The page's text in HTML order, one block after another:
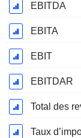
EBITDA
EBITA
EBIT
EBITDAR
Total des
Taux